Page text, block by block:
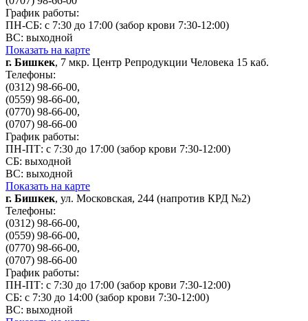
График работы:
ПН-СБ: с 7:30 до 17:00 (забор крови 7:30-12:00)
ВС: выходной
Показать на карте
г. Бишкек, 7 мкр. Центр Репродукции Человека 15 каб.
Телефоны:
(0312) 98-66-00,
(0559) 98-66-00,
(0770) 98-66-00,
(0707) 98-66-00
График работы:
ПН-ПТ: с 7:30 до 17:00 (забор крови 7:30-12:00)
СБ: выходной
ВС: выходной
Показать на карте
г. Бишкек, ул. Московская, 244 (напротив КРД №2)
Телефоны:
(0312) 98-66-00,
(0559) 98-66-00,
(0770) 98-66-00,
(0707) 98-66-00
График работы:
ПН-ПТ: с 7:30 до 17:00 (забор крови 7:30-12:00)
СБ: с 7:30 до 14:00 (забор крови 7:30-12:00)
ВС: выходной